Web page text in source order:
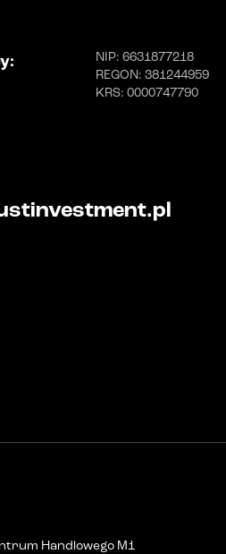
: NIP: 6631877218
REGON: 381244959
KRS: 0000747790
Handlowego M1